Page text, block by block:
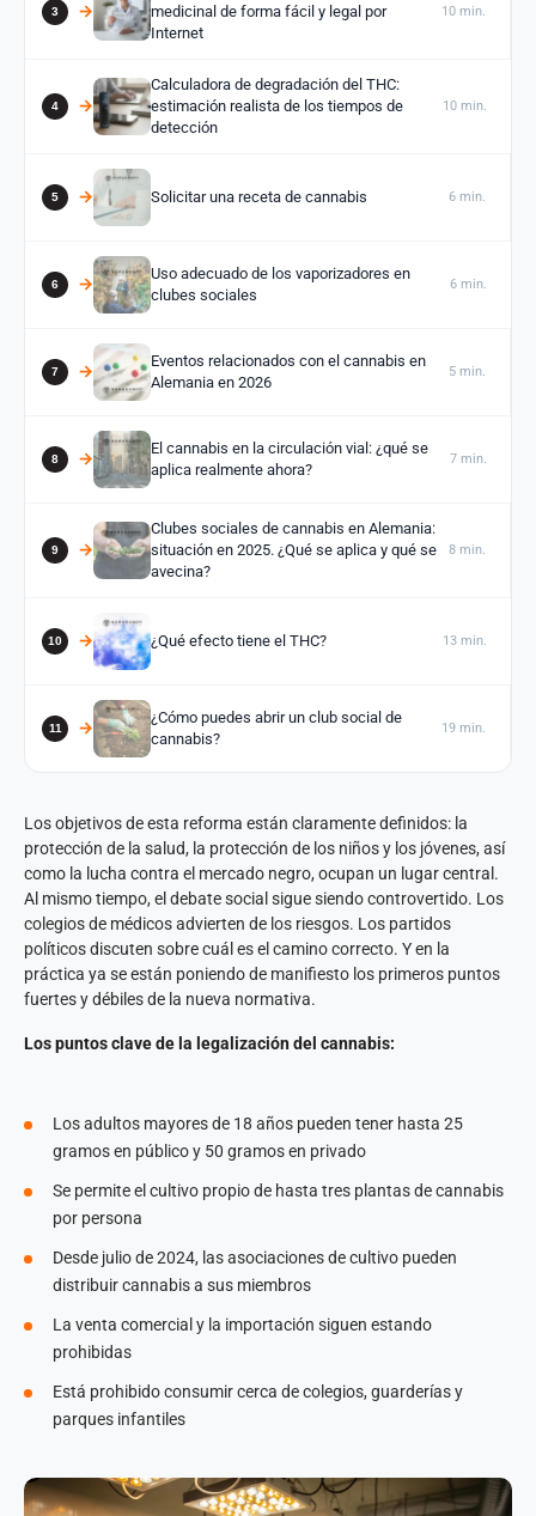
medicinal de forma fácil y legal por
Internet
10 min.
Calculadora de degradación del THC:
estimación realista de los tiempos de
detección
10 min.
Solicitar una receta de cannabis 6 min.
Uso adecuado de los vaporizadores en
clubes sociales
6 min.
Eventos relacionados con el cannabis en
Alemania en 2026
5 min.
El cannabis en la circulación vial: ¿qué se
aplica realmente ahora?
7 min.
Clubes sociales de cannabis en Alemania:
situación en 2025. ¿Qué se aplica y qué se
avecina?
8 min.
¿Qué efecto tiene el THC? 13 min.
¿Cómo puedes abrir un club social de
cannabis?
19 min.
Los objetivos de esta reforma están claramente definidos: la
protección de la salud, la protección de los niños y los jóvenes, así
como la lucha contra el mercado negro, ocupan un lugar central.
Al mismo tiempo, el debate social sigue siendo controvertido. Los
colegios de médicos advierten de los riesgos. Los partidos
políticos discuten sobre cuál es el camino correcto. Y en la
práctica ya se están poniendo de manifiesto los primeros puntos
fuertes y débiles de la nueva normativa.
Los puntos clave de la legalización del cannabis:
Los adultos mayores de 18 años pueden tener hasta 25
gramos en público y 50 gramos en privado
Se permite el cultivo propio de hasta tres plantas de cannabis
por persona
Desde julio de 2024, las asociaciones de cultivo pueden
distribuir cannabis a sus miembros
La venta comercial y la importación siguen estando
prohibidas
Está prohibido consumir cerca de colegios, guarderías y
parques infantiles